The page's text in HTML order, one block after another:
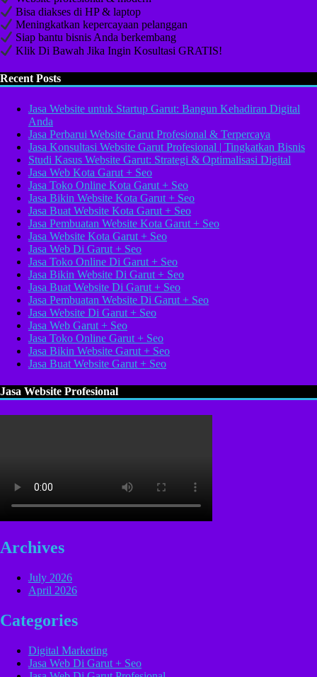
Bisa diakses di HP & laptop
Meningkatkan kepercayaan pelanggan
Siap bantu bisnis Anda berkembang
Klik Di Bawah Jika Ingin Kosultasi GRATIS!
Recent Posts
Jasa Website untuk Startup Garut: Bangun Kehadiran Digital
Anda
Jasa Perbarui Website Garut Profesional & Terpercaya
Jasa Konsultasi Website Garut Profesional | Tingkatkan Bisnis
Studi Kasus Website Garut: Strategi & Optimalisasi Digital
Jasa Web Kota Garut + Seo
Jasa Toko Online Kota Garut + Seo
Jasa Bikin Website Kota Garut + Seo
Jasa Buat Website Kota Garut + Seo
Jasa Pembuatan Website Kota Garut + Seo
Jasa Website Kota Garut + Seo
Jasa Web Di Garut + Seo
Jasa Toko Online Di Garut + Seo
Jasa Bikin Website Di Garut + Seo
Jasa Buat Website Di Garut + Seo
Jasa Pembuatan Website Di Garut + Seo
Jasa Website Di Garut + Seo
Jasa Web Garut + Seo
Jasa Toko Online Garut + Seo
Jasa Bikin Website Garut + Seo
Jasa Buat Website Garut + Seo
Jasa Website Profesional
Archives
July 2026
April 2026
Categories
Digital Marketing
Jasa Web Di Garut + Seo